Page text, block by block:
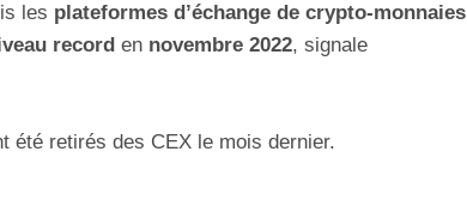
les plateformes d’échange de crypto-monnaies
record en novembre 2022, signale
été retirés des CEX le mois dernier.